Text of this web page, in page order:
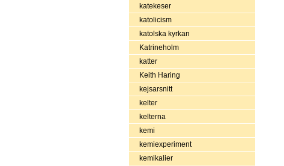
katekeser
katolicism
katolska kyrkan
Katrineholm
katter
Keith Haring
kejsarsnitt
kelter
kelterna
kemi
kemiexperiment
kemikalier